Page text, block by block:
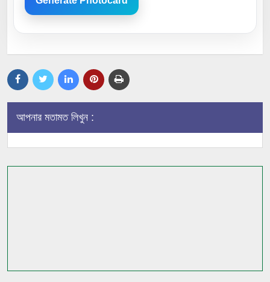
আপনার মতামত লিখুন :